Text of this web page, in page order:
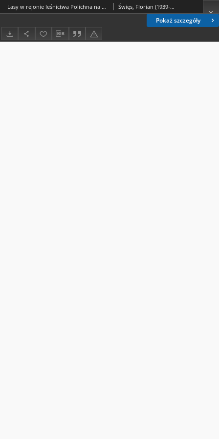
Pokaż szczegóły
Lasy w rejonie leśnictwa Polichna na Wyżynie Lubelskiej0) Święs, Florian (1939-2015)